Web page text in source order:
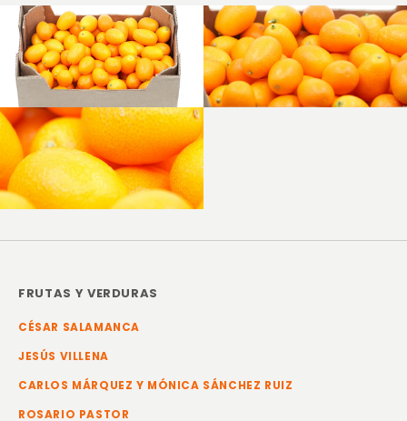
FRUTAS Y VERDURAS
CÉSAR SALAMANCA
JESÚS VILLENA
CARLOS MÁRQUEZ Y MÓNICA SÁNCHEZ RUIZ
ROSARIO PASTOR